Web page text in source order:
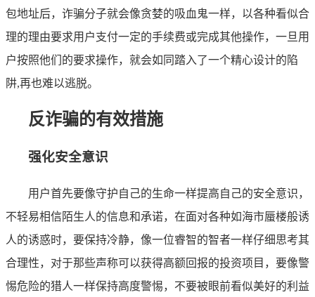
包地址后，诈骗分子就会像贪婪的吸血鬼一样，以各种看似合
理的理由要求用户支付一定的手续费或完成其他操作，一旦用
户按照他们的要求操作，就会如同踏入了一个精心设计的陷
阱,再也难以逃脱。
反诈骗的有效措施
强化安全意识
用户首先要像守护自己的生命一样提高自己的安全意识，
不轻易相信陌生人的信息和承诺，在面对各种如海市蜃楼般诱
人的诱惑时，要保持冷静，像一位睿智的智者一样仔细思考其
合理性，对于那些声称可以获得高额回报的投资项目，要像警
惕危险的猎人一样保持高度警惕，不要被眼前看似美好的利益